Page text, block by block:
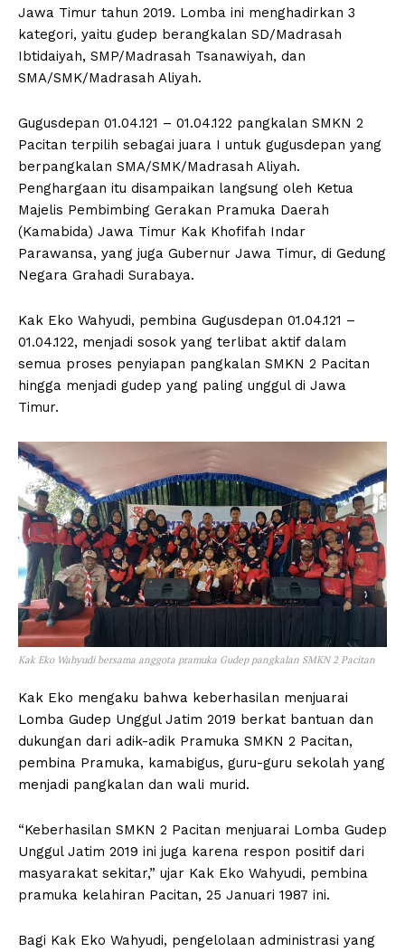
Jawa Timur tahun 2019. Lomba ini menghadirkan 3
kategori, yaitu gudep berangkalan SD/Madrasah
Ibtidaiyah, SMP/Madrasah Tsanawiyah, dan
SMA/SMK/Madrasah Aliyah.
Gugusdepan 01.04.121 – 01.04.122 pangkalan SMKN 2
Pacitan terpilih sebagai juara I untuk gugusdepan yang
berpangkalan SMA/SMK/Madrasah Aliyah.
Penghargaan itu disampaikan langsung oleh Ketua
Majelis Pembimbing Gerakan Pramuka Daerah
(Kamabida) Jawa Timur Kak Khofifah Indar
Parawansa, yang juga Gubernur Jawa Timur, di Gedung
Negara Grahadi Surabaya.
Kak Eko Wahyudi, pembina Gugusdepan 01.04.121 –
01.04.122, menjadi sosok yang terlibat aktif dalam
semua proses penyiapan pangkalan SMKN 2 Pacitan
hingga menjadi gudep yang paling unggul di Jawa
Timur.
Kak Eko Wahyudi bersama anggota pramuka Gudep pangkalan SMKN 2 Pacitan
Kak Eko mengaku bahwa keberhasilan menjuarai
Lomba Gudep Unggul Jatim 2019 berkat bantuan dan
dukungan dari adik-adik Pramuka SMKN 2 Pacitan,
pembina Pramuka, kamabigus, guru-guru sekolah yang
menjadi pangkalan dan wali murid.
“Keberhasilan SMKN 2 Pacitan menjuarai Lomba Gudep
Unggul Jatim 2019 ini juga karena respon positif dari
masyarakat sekitar,” ujar Kak Eko Wahyudi, pembina
pramuka kelahiran Pacitan, 25 Januari 1987 ini.
Bagi Kak Eko Wahyudi, pengelolaan administrasi yang